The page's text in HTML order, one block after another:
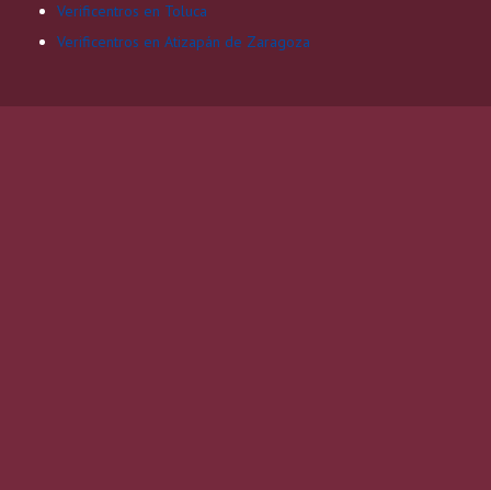
Verificentros en Toluca
Verificentros en Atizapán de Zaragoza